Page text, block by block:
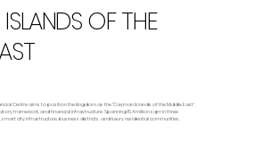
OF THE
Centre aims to position the kingdom as the “Cayman Islands of the Middle East”,
framework, and financial infrastructure. Spanning 15.4 million sqm in three
city infrastructure, business districts, and luxury residential communities.